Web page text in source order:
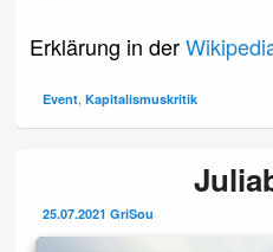
Erklärung in der
Event,Kapitalismuskritik
25.07.2021 GriSou